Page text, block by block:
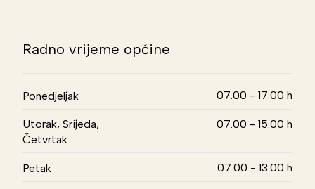
Radno vrijeme općine
Ponedjeljak 07.00 - 17.00 h
Utorak, Srijeda,
Četvrtak
07.00 - 15.00 h
Petak 07.00 - 13.00 h